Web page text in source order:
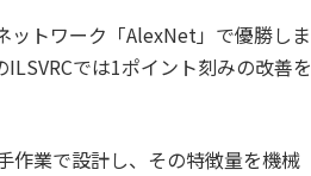
ットワーク「AlexNet」で優勝しま
では1ポイント刻みの改善を
作業で設計し、その特徴量を機械